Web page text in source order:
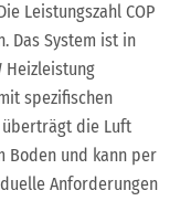
Leistungszahl COP
Das System ist in
Heizleistung
spezifischen
überträgt die Luft
Boden und kann per
Anforderungen